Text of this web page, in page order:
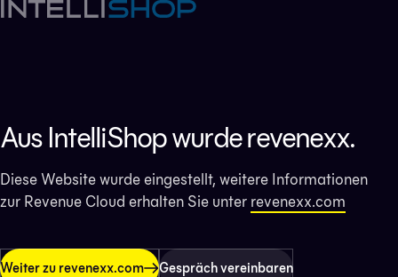
Aus IntelliShop wurde revenexx.
Diese Website wurde eingestellt, weitere Informationen
zur Revenue Cloud erhalten Sie unter revenexx.com
Weiter zu revenexx.com Gespräch vereinbaren